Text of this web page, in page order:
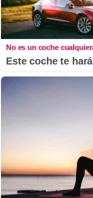
No es un coche
Este coche te